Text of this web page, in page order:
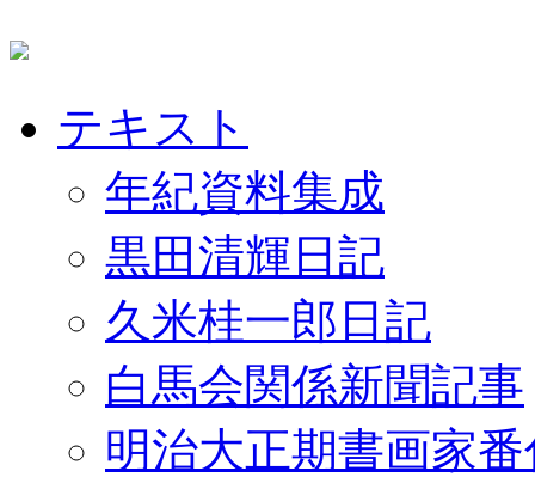
テキスト
年紀資料集成
黒田清輝日記
久米桂一郎日記
白馬会関係新聞記事
明治大正期書画家